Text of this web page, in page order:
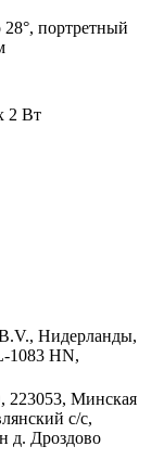
28°, портретный
2 Вт
Нидерланды,
1083 HN,
Минская
с/с,
д. Дроздово